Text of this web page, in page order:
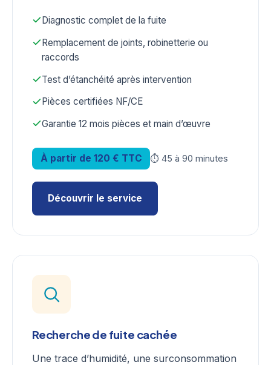
Diagnostic complet de la fuite
Remplacement de joints, robinetterie ou
raccords
Test d’étanchéité après intervention
Pièces certifiées NF/CE
Garantie 12 mois pièces et main d’œuvre
À partir de 120 € TTC ⏱ 45 à 90 minutes
Découvrir le service
Recherche de fuite cachée
Une trace d’humidité, une surconsommation